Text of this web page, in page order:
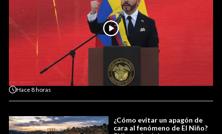
Hace8 horas
¿Cómo evitar un apagón de
cara al fenómeno de El Niño?